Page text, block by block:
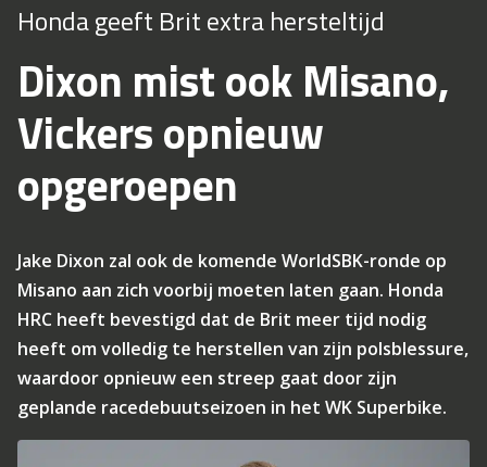
Honda geeft Brit extra hersteltijd
Dixon mist ook Misano,
Vickers opnieuw
opgeroepen
Jake Dixon zal ook de komende WorldSBK-ronde op
Misano aan zich voorbij moeten laten gaan. Honda
HRC heeft bevestigd dat de Brit meer tijd nodig
heeft om volledig te herstellen van zijn polsblessure,
waardoor opnieuw een streep gaat door zijn
geplande racedebuutseizoen in het WK Superbike.